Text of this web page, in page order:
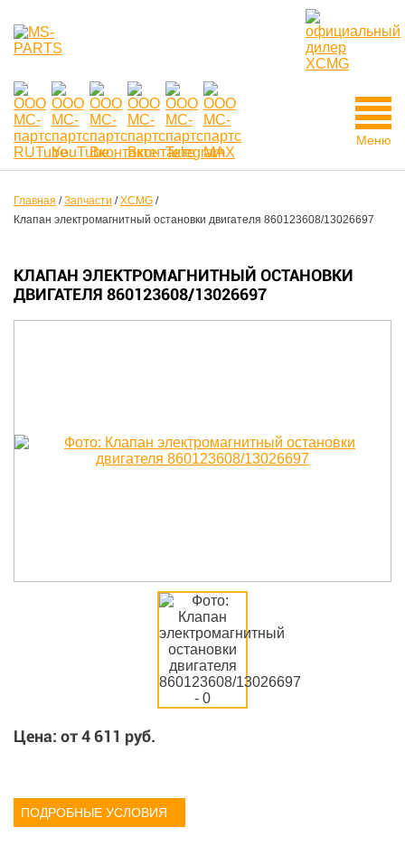
Меню
Главная /Запчасти /XCMG /
Клапан электромагнитный остановки двигателя 860123608/13026697
КЛАПАН ЭЛЕКТРОМАГНИТНЫЙ ОСТАНОВКИ
ДВИГАТЕЛЯ 860123608/13026697
Цена: от4 611 руб.
ПОДРОБНЫЕ УСЛОВИЯ